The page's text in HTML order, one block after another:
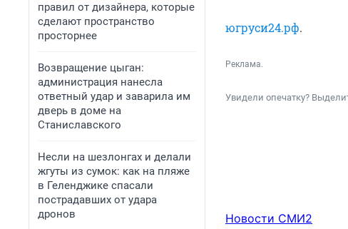
правил от дизайнера, которые
сделают пространство
просторнее
Возвращение цыган:
администрация нанесла
ответный удар и заварила им
дверь в доме на
Станиславского
Несли на шезлонгах и делали
жгуты из сумок: как на пляже
в Геленджике спасали
пострадавших от удара
дронов
югруси24.рф.
Реклама.
Увидели опечатку?
Новости СМИ2